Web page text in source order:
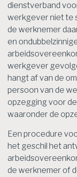
dienstverband
werkgever niet te
de werknemer
en
werkgever
hangt af van de
persoon van de
opzegging voor
waaronder de
Een procedure
het geschil het
de werknemer of